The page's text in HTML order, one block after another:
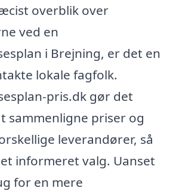
overblik over
ved en
i Brejning, er det en
lokale fagfolk.
pris.dk gør det
sammenligne priser og
leverandører, så
informeret valg. Uanset
for en mere